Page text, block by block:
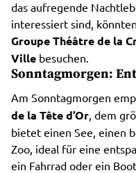
das aufregende
interessiert sind,
Groupe Théâtre de la
Ville besuchen.
Sonntagmorgen:
Am Sonntagmorgen
de la Tête d’Or , dem
bietet einen See, einen
Zoo, ideal für eine
ein Fahrrad oder ein